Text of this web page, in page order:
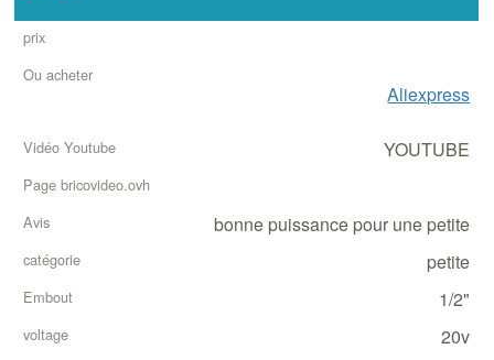
Aliexpress
YOUTUBE
bonne puissance pour une petite
petite
1/2"
20v